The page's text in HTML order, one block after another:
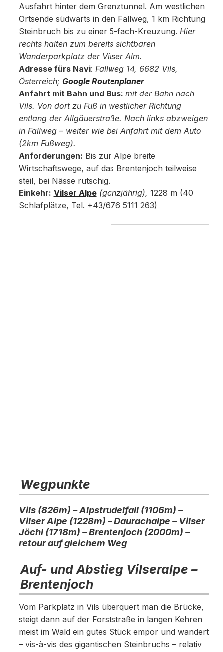
Ausfahrt hinter dem Grenztunnel. Am westlichen
Ortsende südwärts in den Fallweg, 1 km Richtung
Steinbruch bis zu einer 5-fach-Kreuzung. Hier
rechts halten zum bereits sichtbaren
Wanderparkplatz der Vilser Alm.
Adresse fürs Navi: Fallweg 14, 6682 Vils,
Österreich; Google Routenplaner
Anfahrt mit Bahn und Bus: mit der Bahn nach
Vils. Von dort zu Fuß in westlicher Richtung
entlang der Allgäuerstraße. Nach links abzweigen
in Fallweg – weiter wie bei Anfahrt mit dem Auto
(2km Fußweg).
Anforderungen: Bis zur Alpe breite
Wirtschaftswege, auf das Brentenjoch teilweise
steil, bei Nässe rutschig.
Einkehr: Vilser Alpe (ganzjährig), 1228 m (40
Schlafplätze, Tel. +43/676 5111 263)
Wegpunkte
Vils (826m) – Alpstrudelfall (1106m) –
Vilser Alpe (1228m) – Daurachalpe – Vilser
Jöchl (1718m) –Brentenjoch (2000m) –
retour auf gleichem Weg
Auf- und Abstieg Vilseralpe –
Brentenjoch
Vom Parkplatz in Vils überquert man die Brücke,
steigt dann auf der Forststraße in langen Kehren
meist im Wald ein gutes Stück empor und wandert
– vis-à-vis des gigantischen Steinbruchs – relativ